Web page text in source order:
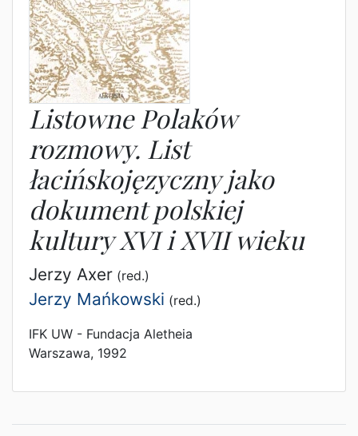
Listowne Polaków
rozmowy. List
łacińskojęzyczny jako
dokument polskiej
kultury XVI i XVII wieku
Jerzy Axer (red.)
Jerzy Mańkowski (red.)
IFK UW - Fundacja Aletheia
Warszawa, 1992